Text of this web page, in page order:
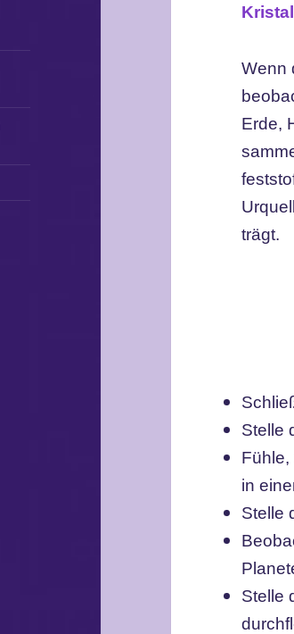
Wenn
Erde,
trägt.
Stelle
in
Stelle
Stelle